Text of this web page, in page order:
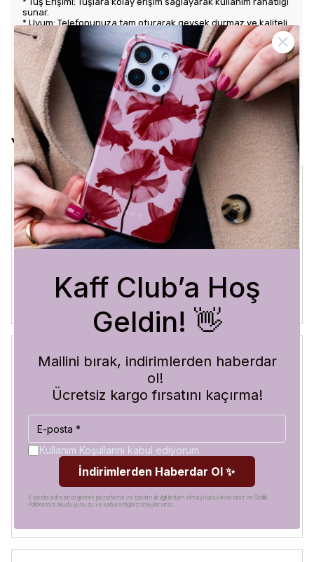
sunar.
* Uyum: Telefonunuza tam oturarak gevşek durmaz ve kaliteli
bir his verir.
KARGO VE İADE POLİTİKASI
Yorumlar
Crystal Sage
3 Ağustos 2026
Bükra A.
Satın Alınmış
30 Temmuz 2026
Satın Alınmış
Görür görmez çok beğendim. Hem desen olarak çok şık
hem de koruma olarak çok güvenilir. Ayrıca hızlı kargolama
için teşekkürler
Kaff Club’a Hoş
Geldin! 👋
Mailini bırak, indirimlerden haberdar
ol!
Ücretsiz kargo fırsatını kaçırma!
Kullanım Koşullarını kabul ediyorum
İndirimlerden Haberdar Ol ✨
E-posta adresinizi girerek pazarlama ve tanıtım ile ilgili iletişim almayı kabul edersiniz ve Gizlilik
Politikamızı okuduğunuzu ve kabul ettiğinizi onaylarsınız.